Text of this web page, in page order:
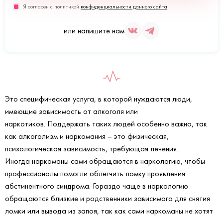
Я согласен с политикой конфиденциальности данного сайта
или напишите нам
Это специфическая услуга, в которой нуждаются люди,
имеющие зависимость от алкоголя или
наркотиков. Поддержать таких людей особенно важно, так
как алкоголизм и наркомания – это физическая,
психологическая зависимость, требующая лечения.
Иногда наркоманы сами обращаются в наркологию, чтобы
профессионалы помогли облегчить ломку проявления
абстинентного синдрома. Гораздо чаще в наркологию
обращаются близкие и родственники зависимого для снятия
ломки или вывода из запоя, так как сами наркоманы не хотят